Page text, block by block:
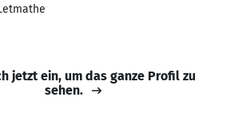
jetzt ein, um das ganze Profil zu
sehen.